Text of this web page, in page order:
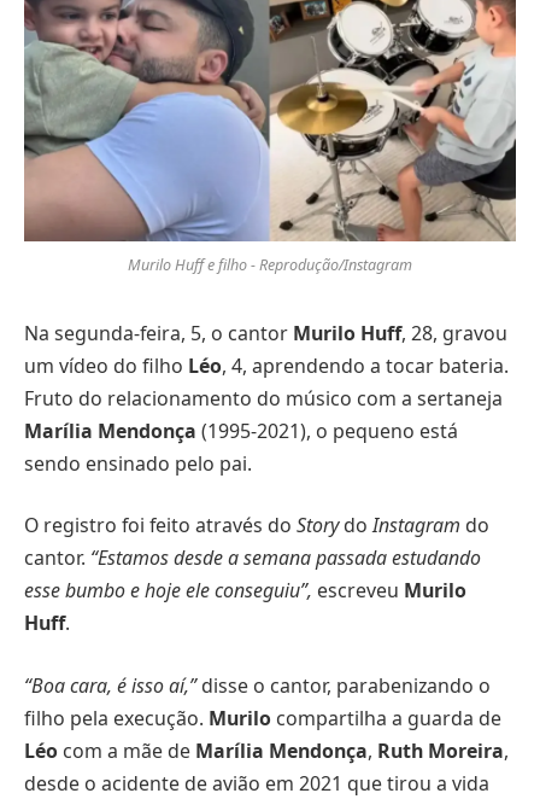
Murilo Huff e filho - Reprodução/Instagram
Na segunda-feira, 5, o cantor Murilo Huff, 28, gravou
um vídeo do filho Léo, 4, aprendendo a tocar bateria.
Fruto do relacionamento do músico com a sertaneja
Marília Mendonça (1995-2021), o pequeno está
sendo ensinado pelo pai.
O registro foi feito através do StorydoInstagram do
cantor. “Estamos desde a semana passada estudando
esse bumbo e hoje ele conseguiu”, escreveu Murilo
Huff.
“Boa cara, é isso aí,”disse o cantor, parabenizando o
filho pela execução. Murilo compartilha a guarda de
Léo com a mãe de Marília Mendonça, Ruth Moreira,
desde o acidente de avião em 2021 que tirou a vida